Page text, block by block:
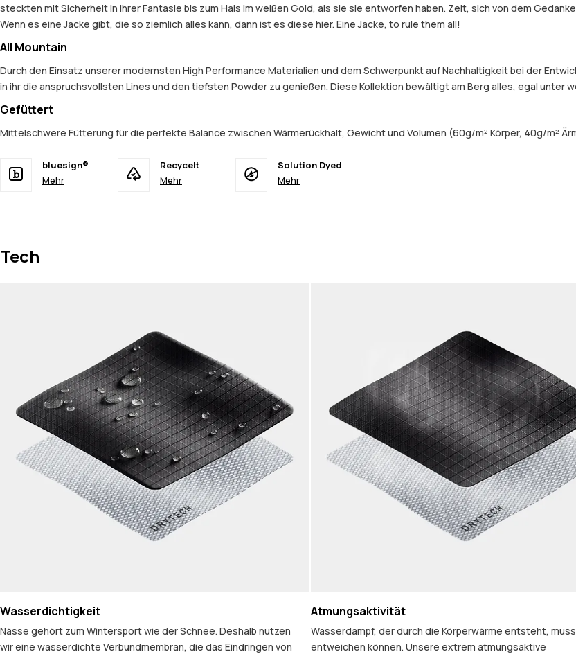
steckten mit Sicherheit in ihrer Fantasie bis zum Hals im weißen Gold, als sie sie entworfen haben. Zeit, sich von dem
Wenn es eine Jacke gibt, die so ziemlich alles kann, dann ist es diese hier. Eine Jacke, to rule them all!
All Mountain
Durch den Einsatz unserer modernsten High Performance Materialien und dem Schwerpunkt auf Nachhaltigkeit bei der
in ihr die anspruchsvollsten Lines und den tiefsten Powder zu genießen. Diese Kollektion bewältigt am Berg alles, egal unter
Gefüttert
Mittelschwere Fütterung für die perfekte Balance zwischen Wärmerückhalt, Gewicht und Volumen (60g/m² Körper, 40g/m²
bluesign®
Mehr
Recycelt
Mehr
Solution Dyed
Mehr
Tech
Wasserdichtigkeit
Nässe gehört zum Wintersport wie der Schnee. Deshalb nutzen
wir eine wasserdichte Verbundmembran, die das Eindringen von
Atmungsaktivität
Wasserdampf, der durch die Körperwärme entsteht, muss
entweichen können. Unsere extrem atmungsaktive